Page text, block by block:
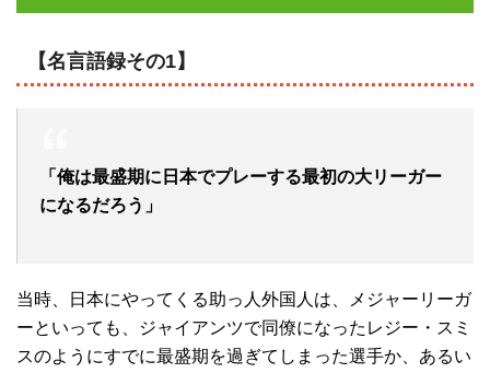
【名言語録その1】
「俺は最盛期に日本でプレーする最初の大リーガー
になるだろう」
当時、日本にやってくる助っ人外国人は、メジャーリーガ
ーといっても、ジャイアンツで同僚になったレジー・スミ
スのようにすでに最盛期を過ぎてしまった選手か、あるい